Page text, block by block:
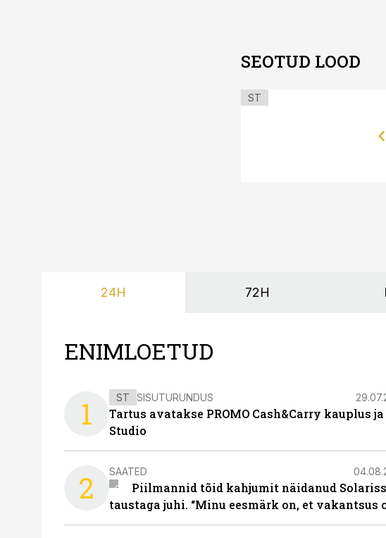
SEOTUD LOOD
ST
24H 72H
ENIMLOETUD
1 ST SISUTURUNDUS
Tartus avatakse PROMO Cash&Carry kauplus ja
Studio
2 SAATED
Piilmannid tõid kahjumit näidanud
taustaga juhi. “Minu eesmärk on, et vakantsus